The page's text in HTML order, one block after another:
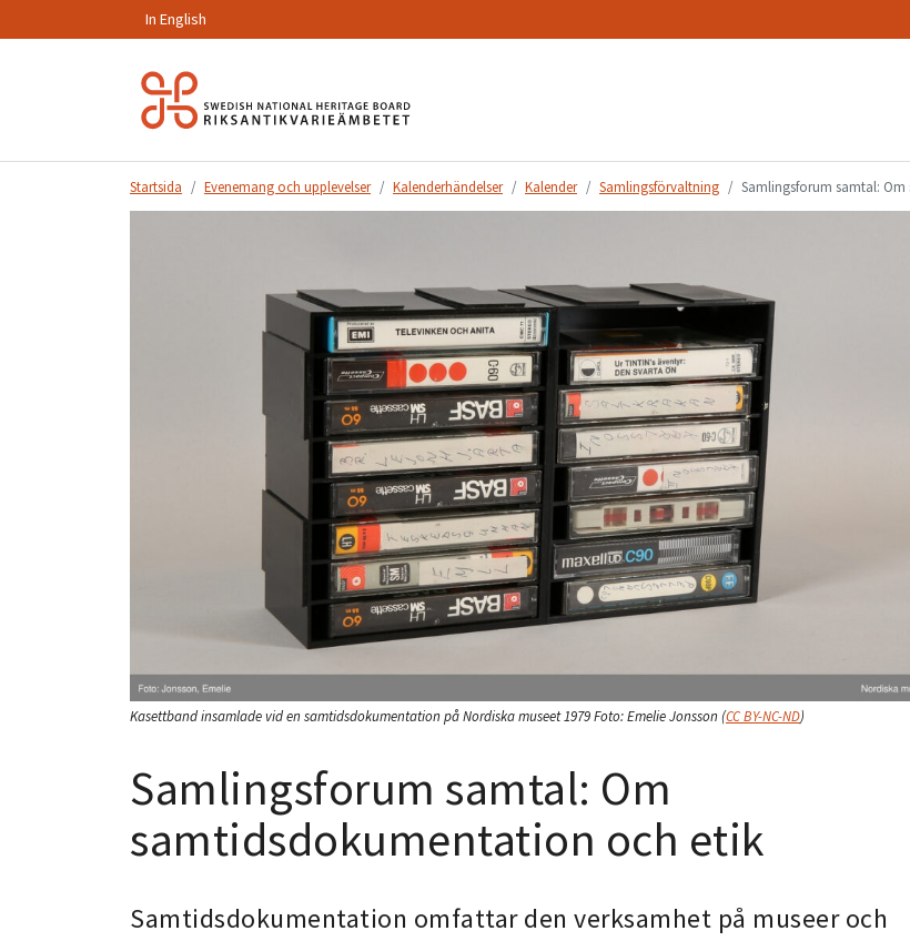
In English
Startsida Evenemang och upplevelser Kalenderhändelser Kalender Samlingsförvaltning Samlingsforum samtal:
Kasettband insamlade vid en samtidsdokumentation på Nordiska museet 1979Foto:Emelie Jonsson (CC BY-NC-ND)
Samlingsforum samtal: Om
samtidsdokumentation och etik
Samtidsdokumentation omfattar den verksamhet på museer och